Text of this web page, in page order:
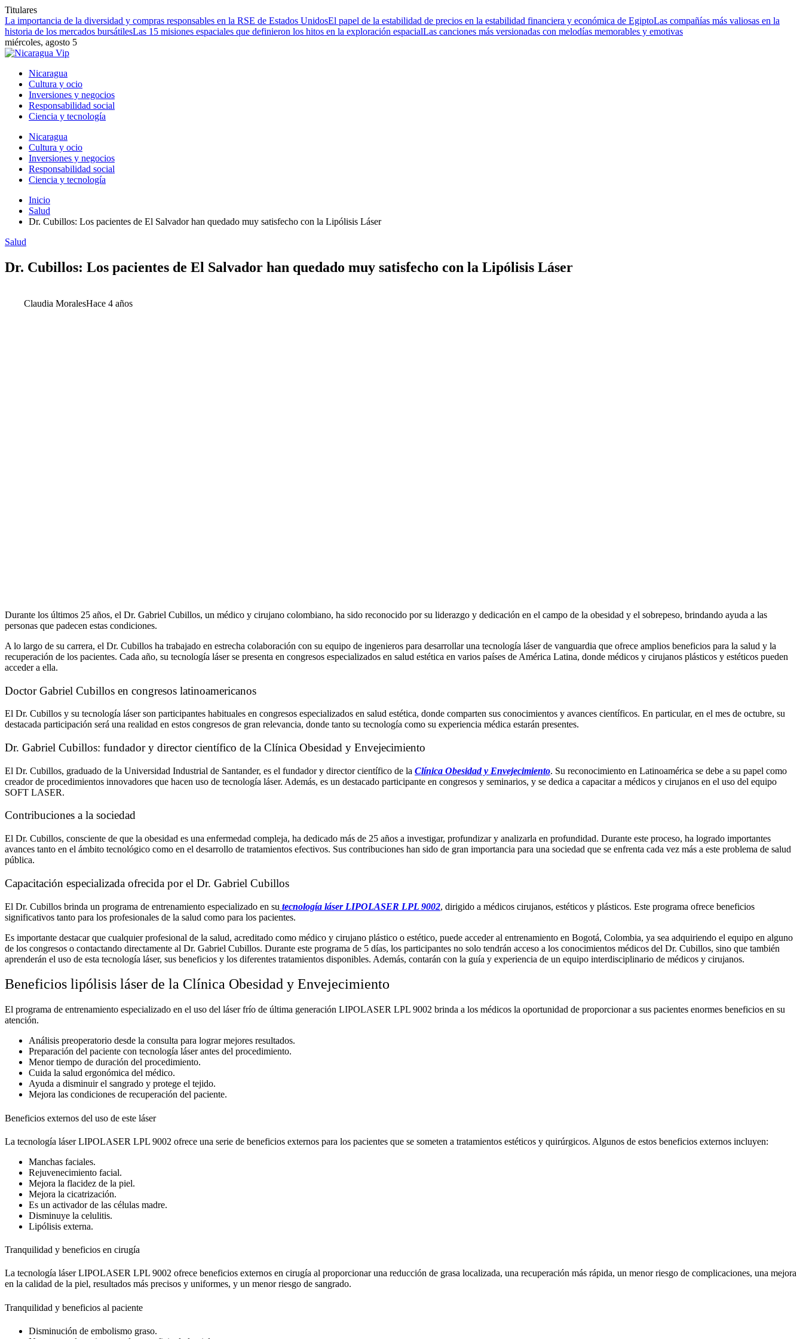
Titulares
La importancia de la diversidad y compras responsables en la RSE de Estados UnidosEl papel de la estabilidad de precios en la estabilidad financiera y económica de EgiptoLas compañías más valiosas en la
historia de los mercados bursátilesLas 15 misiones espaciales que definieron los hitos en la exploración espacialLas canciones más versionadas con melodías memorables y emotivas
miércoles, agosto 5
Nicaragua
Cultura y ocio
Inversiones y negocios
Responsabilidad social
Ciencia y tecnología
Nicaragua
Cultura y ocio
Inversiones y negocios
Responsabilidad social
Ciencia y tecnología
Inicio
Salud
Dr. Cubillos: Los pacientes de El Salvador han quedado muy satisfecho con la Lipólisis Láser
Salud
Dr. Cubillos: Los pacientes de El Salvador han quedado muy satisfecho con la Lipólisis Láser
Claudia MoralesHace 4 años
Durante los últimos 25 años, el Dr. Gabriel Cubillos, un médico y cirujano colombiano, ha sido reconocido por su liderazgo y dedicación en el campo de la obesidad y el sobrepeso, brindando ayuda a las
personas que padecen estas condiciones.
A lo largo de su carrera, el Dr. Cubillos ha trabajado en estrecha colaboración con su equipo de ingenieros para desarrollar una tecnología láser de vanguardia que ofrece amplios beneficios para la salud y la
recuperación de los pacientes. Cada año, su tecnología láser se presenta en congresos especializados en salud estética en varios países de América Latina, donde médicos y cirujanos plásticos y estéticos pueden
acceder a ella.
Doctor Gabriel Cubillos en congresos latinoamericanos
El Dr. Cubillos y su tecnología láser son participantes habituales en congresos especializados en salud estética, donde comparten sus conocimientos y avances científicos. En particular, en el mes de octubre, su
destacada participación será una realidad en estos congresos de gran relevancia, donde tanto su tecnología como su experiencia médica estarán presentes.
Dr. Gabriel Cubillos: fundador y director científico de la Clínica Obesidad y Envejecimiento
El Dr. Cubillos, graduado de la Universidad Industrial de Santander, es el fundador y director científico de la Clínica Obesidad y Envejecimiento. Su reconocimiento en Latinoamérica se debe a su papel como
creador de procedimientos innovadores que hacen uso de tecnología láser. Además, es un destacado participante en congresos y seminarios, y se dedica a capacitar a médicos y cirujanos en el uso del equipo
SOFT LASER.
Contribuciones a la sociedad
El Dr. Cubillos, consciente de que la obesidad es una enfermedad compleja, ha dedicado más de 25 años a investigar, profundizar y analizarla en profundidad. Durante este proceso, ha logrado importantes
avances tanto en el ámbito tecnológico como en el desarrollo de tratamientos efectivos. Sus contribuciones han sido de gran importancia para una sociedad que se enfrenta cada vez más a este problema de salud
pública.
Capacitación especializada ofrecida por el Dr. Gabriel Cubillos
El Dr. Cubillos brinda un programa de entrenamiento especializado en su tecnología láser LIPOLASER LPL 9002, dirigido a médicos cirujanos, estéticos y plásticos. Este programa ofrece beneficios
significativos tanto para los profesionales de la salud como para los pacientes.
Es importante destacar que cualquier profesional de la salud, acreditado como médico y cirujano plástico o estético, puede acceder al entrenamiento en Bogotá, Colombia, ya sea adquiriendo el equipo en alguno
de los congresos o contactando directamente al Dr. Gabriel Cubillos. Durante este programa de 5 días, los participantes no solo tendrán acceso a los conocimientos médicos del Dr. Cubillos, sino que también
aprenderán el uso de esta tecnología láser, sus beneficios y los diferentes tratamientos disponibles. Además, contarán con la guía y experiencia de un equipo interdisciplinario de médicos y cirujanos.
Beneficios lipólisis láser de la Clínica Obesidad y Envejecimiento
El programa de entrenamiento especializado en el uso del láser frío de última generación LIPOLASER LPL 9002 brinda a los médicos la oportunidad de proporcionar a sus pacientes enormes beneficios en su
atención.
Análisis preoperatorio desde la consulta para lograr mejores resultados.
Preparación del paciente con tecnología láser antes del procedimiento.
Menor tiempo de duración del procedimiento.
Cuida la salud ergonómica del médico.
Ayuda a disminuir el sangrado y protege el tejido.
Mejora las condiciones de recuperación del paciente.
Beneficios externos del uso de este láser
La tecnología láser LIPOLASER LPL 9002 ofrece una serie de beneficios externos para los pacientes que se someten a tratamientos estéticos y quirúrgicos. Algunos de estos beneficios externos incluyen:
Manchas faciales.
Rejuvenecimiento facial.
Mejora la flacidez de la piel.
Mejora la cicatrización.
Es un activador de las células madre.
Disminuye la celulitis.
Lipólisis externa.
Tranquilidad y beneficios en cirugía
La tecnología láser LIPOLASER LPL 9002 ofrece beneficios externos en cirugía al proporcionar una reducción de grasa localizada, una recuperación más rápida, un menor riesgo de complicaciones, una mejora
en la calidad de la piel, resultados más precisos y uniformes, y un menor riesgo de sangrado.
Tranquilidad y beneficios al paciente
Disminución de embolismo graso.